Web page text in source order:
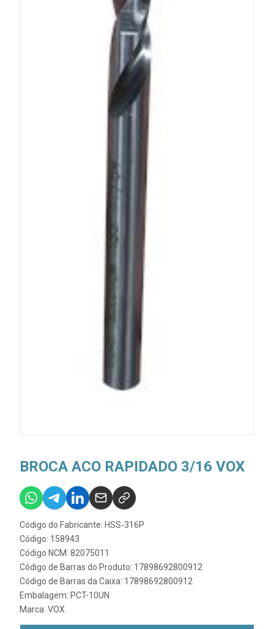
BROCA ACO RAPIDADO 3/16 VOX
Código do Fabricante: HSS-316P
Código: 158943
Código NCM: 82075011
Código de Barras do Produto: 17898692800912
Código de Barras da Caixa: 17898692800912
Embalagem: PCT-10UN
Marca: VOX